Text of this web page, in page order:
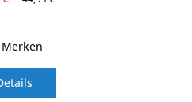
Merken